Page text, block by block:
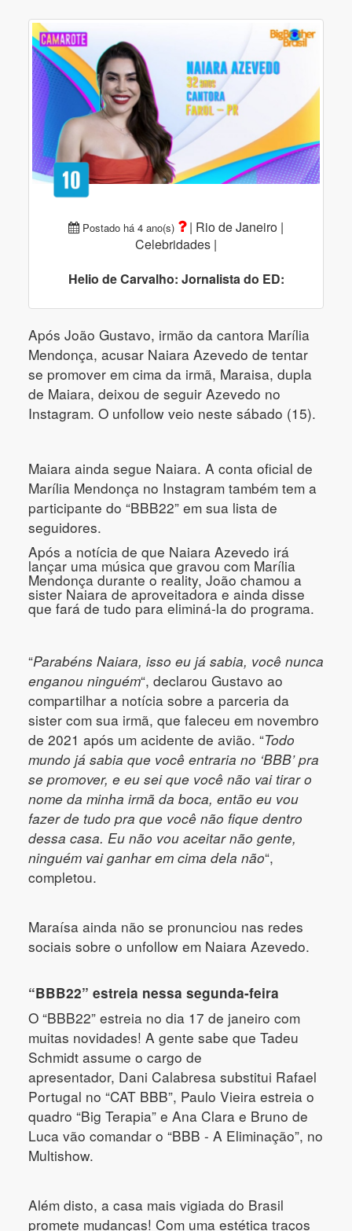
Postado há 4 ano(s) | Rio de Janeiro |
Celebridades |
Helio de Carvalho: Jornalista do ED:
Após João Gustavo, irmão da cantora Marília
Mendonça, acusar Naiara Azevedo de tentar
se promover em cima da irmã, Maraisa, dupla
de Maiara, deixou de seguir Azevedo no
Instagram. O unfollow veio neste sábado (15).
Maiara ainda segue Naiara. A conta oficial de
Marília Mendonça no Instagram também tem a
participante do “BBB22” em sua lista de
seguidores.
Após a notícia de que Naiara Azevedo irá
lançar uma música que gravou com Marília
Mendonça durante o reality, João chamou a
sister Naiara de aproveitadora e ainda disse
que fará de tudo para eliminá-la do programa.
“Parabéns Naiara, isso eu já sabia, você nunca
enganou ninguém“, declarou Gustavo ao
compartilhar a notícia sobre a parceria da
sister com sua irmã, que faleceu em novembro
de 2021 após um acidente de avião. “Todo
mundo já sabia que você entraria no ‘BBB’ pra
se promover, e eu sei que você não vai tirar o
nome da minha irmã da boca, então eu vou
fazer de tudo pra que você não fique dentro
dessa casa. Eu não vou aceitar não gente,
ninguém vai ganhar em cima dela não“,
completou.
Maraísa ainda não se pronunciou nas redes
sociais sobre o unfollow em Naiara Azevedo.
“BBB22” estreia nessa segunda-feira
O “BBB22” estreia no dia 17 de janeiro com
muitas novidades! A gente sabe que Tadeu
Schmidt assume o cargo de
apresentador, Dani Calabresa substitui Rafael
Portugal no “CAT BBB”, Paulo Vieira estreia o
quadro “Big Terapia” e Ana Clara e Bruno de
Luca vão comandar o “BBB - A Eliminação”, no
Multishow.
Além disto, a casa mais vigiada do Brasil
promete mudanças! Com uma estética traços